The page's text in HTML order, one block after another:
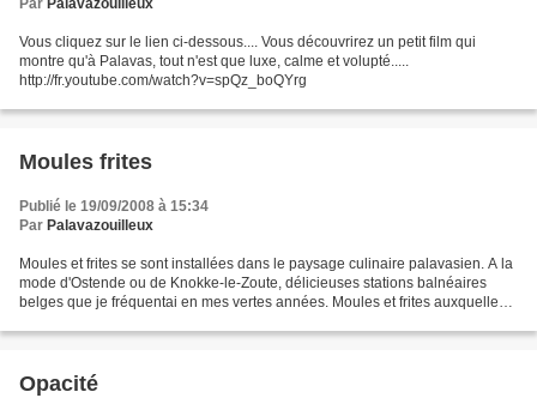
Par Palavazouilleux
Vous cliquez sur le lien ci-dessous.... Vous découvrirez un petit film qui
montre qu'à Palavas, tout n'est que luxe, calme et volupté.....
http://fr.youtube.com/watch?v=spQz_boQYrg
Moules frites
Publié le 19/09/2008 à 15:34
Par Palavazouilleux
Moules et frites se sont installées dans le paysage culinaire palavasien. A la
mode d'Ostende ou de Knokke-le-Zoute, délicieuses stations balnéaires
belges que je fréquentai en mes vertes années. Moules et frites auxquelles
Opacité